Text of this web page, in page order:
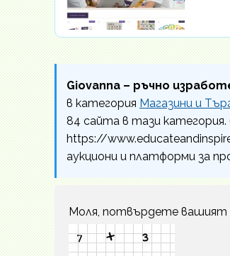
Giovanna – ръчно
в категория Магазини и
84 сайта в тази
https://
аукциони и платформи за
Моля, потвърдете вашият